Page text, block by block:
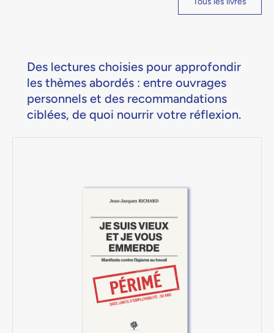
Des lectures choisies pour approfondir
les thèmes abordés : entre ouvrages
personnels et des recommandations
ciblées, de quoi nourrir votre réflexion.